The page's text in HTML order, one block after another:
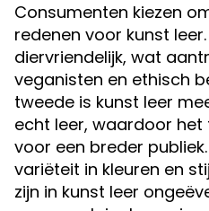
Consumenten kiezen
redenen voor kunst
diervriendelijk, wat
veganisten en ethisch
tweede is kunst leer
echt leer, waardoor
voor een breder
variëteit in kleuren en
zijn in kunst leer